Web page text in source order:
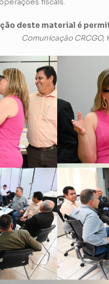
deste material é
Comunicação CRCGO,